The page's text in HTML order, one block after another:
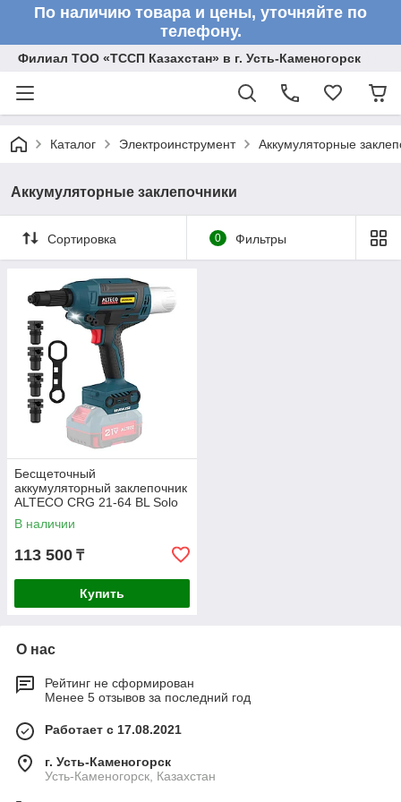
По наличию товара и цены, уточняйте по
телефону.
Филиал ТОО «ТССП Казахстан» в г. Усть-Каменогорск
Каталог Электроинструмент Аккумуляторные
Аккумуляторные заклепочники
Сортировка 0 Фильтры
Бесщеточный
аккумуляторный заклепочник
ALTECO CRG 21-64 BL Solo
В наличии
113 500 ₸
Купить
О нас
Рейтинг не сформирован
Менее 5 отзывов за последний год
Работает с 17.08.2021
г. Усть-Каменогорск
Усть-Каменогорск, Казахстан